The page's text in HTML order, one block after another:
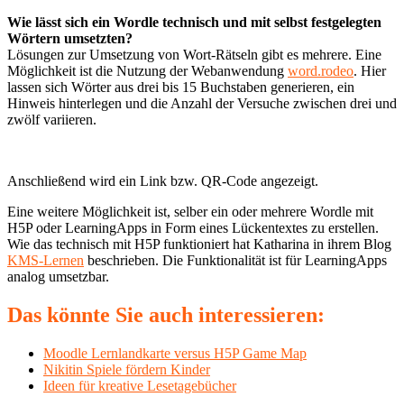
Wie lässt sich ein Wordle technisch und mit selbst festgelegten
Wörtern umsetzten?
Lösungen zur Umsetzung von Wort-Rätseln gibt es mehrere. Eine
Möglichkeit ist die Nutzung der Webanwendung word.rodeo. Hier
lassen sich Wörter aus drei bis 15 Buchstaben generieren, ein
Hinweis hinterlegen und die Anzahl der Versuche zwischen drei und
zwölf variieren.
Anschließend wird ein Link bzw. QR-Code angezeigt.
Eine weitere Möglichkeit ist, selber ein oder mehrere Wordle mit
H5P oder LearningApps in Form eines Lückentextes zu erstellen.
Wie das technisch mit H5P funktioniert hat Katharina in ihrem Blog
KMS-Lernen beschrieben. Die Funktionalität ist für LearningApps
analog umsetzbar.
Das könnte Sie auch interessieren:
Moodle Lernlandkarte versus H5P Game Map
Nikitin Spiele fördern Kinder
Ideen für kreative Lesetagebücher